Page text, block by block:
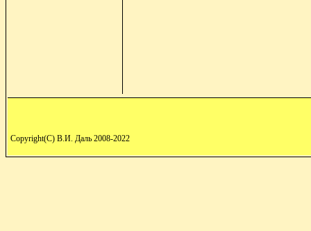
Copyright(C) В.И. Даль 2008-2022